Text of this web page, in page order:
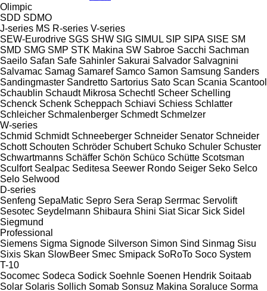
Olimpic
SDD SDMO
J-series MS R-series V-series
SEW-Eurodrive SGS SHW SIG SIMUL SIP SIPA SISE SM
SMD SMG SMP STK Makina SW Sabroe Sacchi Sachman
Saeilo Safan Safe Sahinler Sakurai Salvador Salvagnini
Salvamac Samag Samaref Samco Samon Samsung Sanders
Sandingmaster Sandretto Sartorius Sato Scan Scania Scantool
Schaublin Schaudt Mikrosa Schechtl Scheer Schelling
Schenck Schenk Scheppach Schiavi Schiess Schlatter
Schleicher Schmalenberger Schmedt Schmelzer
W-series
Schmid Schmidt Schneeberger Schneider Senator Schneider
Schott Schouten Schröder Schubert Schuko Schuler Schuster
Schwartmanns Schäffer Schön Schüco Schütte Scotsman
Sculfort Sealpac Seditesa Seewer Rondo Seiger Seko Selco
Selo Selwood
D-series
Senfeng SepaMatic Sepro Sera Serap Serrmac Servolift
Sesotec Seydelmann Shibaura Shini Siat Sicar Sick Sidel
Siegmund
Professional
Siemens Sigma Signode Silverson Simon Sind Sinmag Sisu
Sixis Skan SlowBeer Smec Smipack SoRoTo Soco System
T-10
Socomec Sodeca Sodick Soehnle Soenen Hendrik Soitaab
Solar Solaris Sollich Somab Sonsuz Makina Soraluce Sorma